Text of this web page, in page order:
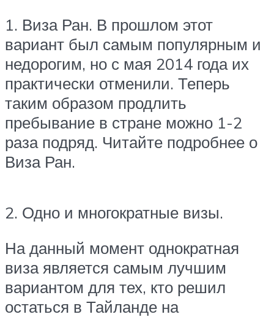
1. Виза Ран. В прошлом этот
вариант был самым популярным и
недорогим, но с мая 2014 года их
практически отменили. Теперь
таким образом продлить
пребывание в стране можно 1-2
раза подряд. Читайте подробнее о
Виза Ран.
2. Одно и многократные визы.
На данный момент однократная
виза является самым лучшим
вариантом для тех, кто решил
остаться в Тайланде на